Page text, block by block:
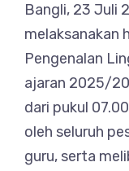
Bangli, 23 Juli
melaksanakan
Pengenalan
ajaran 2025/
dari pukul
oleh seluruh
guru, serta